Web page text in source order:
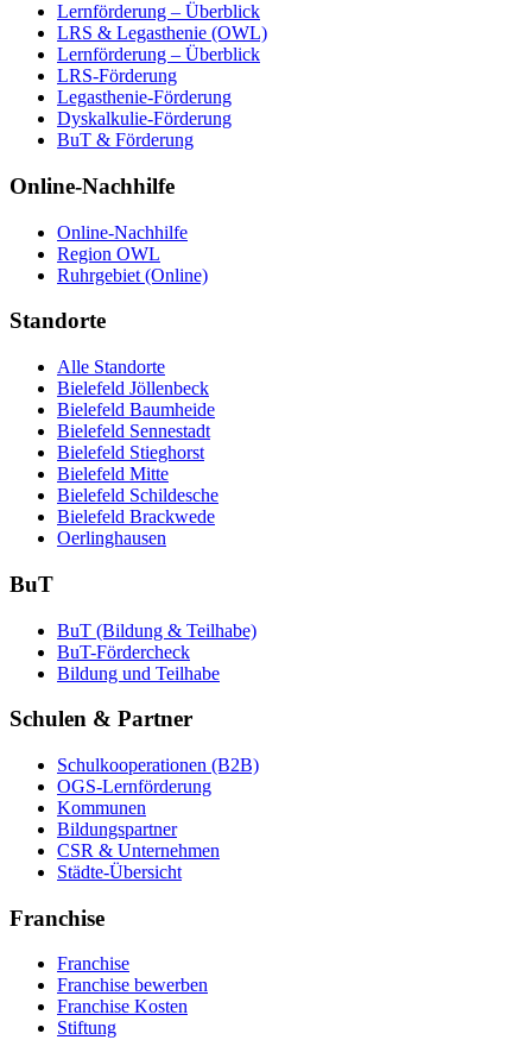
Lernförderung – Überblick
LRS & Legasthenie (OWL)
Lernförderung – Überblick
LRS-Förderung
Legasthenie-Förderung
Dyskalkulie-Förderung
BuT & Förderung
Online-Nachhilfe
Online-Nachhilfe
Region OWL
Ruhrgebiet (Online)
Standorte
Alle Standorte
Bielefeld Jöllenbeck
Bielefeld Baumheide
Bielefeld Sennestadt
Bielefeld Stieghorst
Bielefeld Mitte
Bielefeld Schildesche
Bielefeld Brackwede
Oerlinghausen
BuT
BuT (Bildung & Teilhabe)
BuT-Fördercheck
Bildung und Teilhabe
Schulen & Partner
Schulkooperationen (B2B)
OGS-Lernförderung
Kommunen
Bildungspartner
CSR & Unternehmen
Städte-Übersicht
Franchise
Franchise
Franchise bewerben
Franchise Kosten
Stiftung